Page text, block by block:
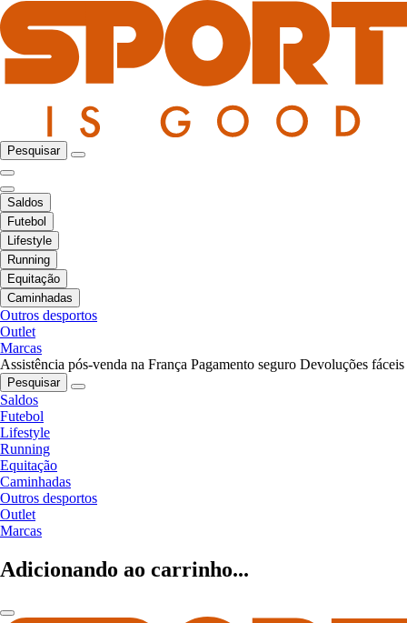
Pesquisar
Saldos
Futebol
Lifestyle
Running
Equitação
Caminhadas
Outros desportos
Outlet
Marcas
Assistência pós-venda na França Pagamento seguro Devoluções fáceis
Pesquisar
Saldos
Futebol
Lifestyle
Running
Equitação
Caminhadas
Outros desportos
Outlet
Marcas
Adicionando ao carrinho...